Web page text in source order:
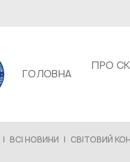
ГОЛОВНА
ПРО
| ВСІ НОВИНИ | СВІТОВИЙ